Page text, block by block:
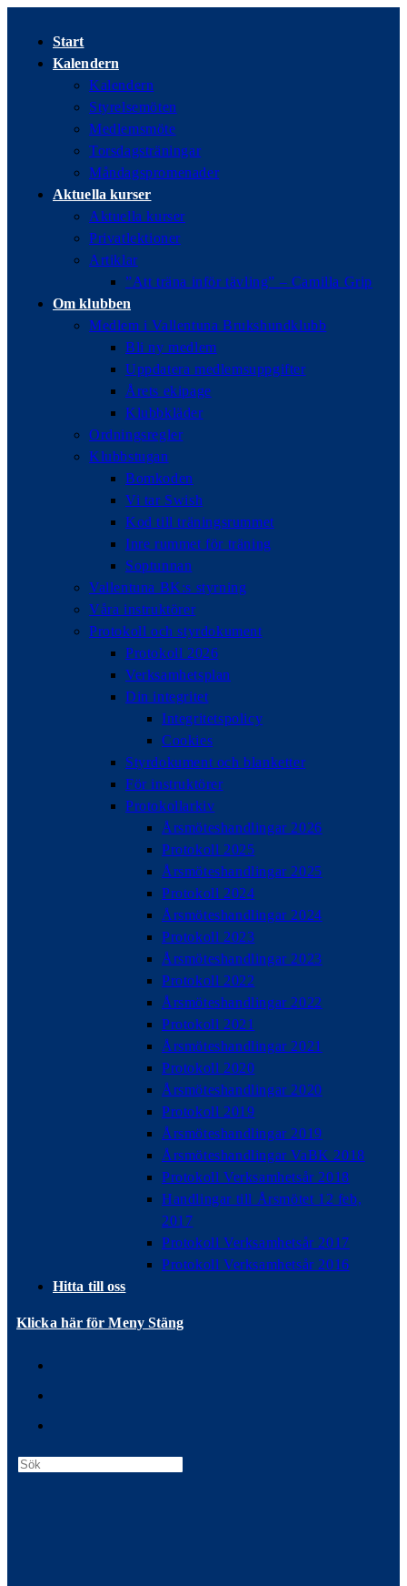
innehållet
Start
Kalendern
Kalendern
Styrelsemöten
Medlemsmöte
Torsdagsträningar
Måndagspromenader
Aktuella kurser
Aktuella kurser
Privatlektioner
Artiklar
”Att träna inför tävling” – Camilla Grip
Om klubben
Medlem i Vallentuna Brukshundklubb
Bli ny medlem
Uppdatera medlemsuppgifter
Årets ekipage
Klubbkläder
Ordningsregler
Klubbstugan
Bomkoden
Vi tar Swish
Kod till träningsrummet
Inre rummet för träning
Soptunnan
Vallentuna BK:s styrning
Våra instruktörer
Protokoll och styrdokument
Protokoll 2026
Verksamhetsplan
Din integritet
Integritetspolicy
Cookies
Styrdokument och blanketter
För instruktörer
Protokollarkiv
Årsmöteshandlingar 2026
Protokoll 2025
Årsmöteshandlingar 2025
Protokoll 2024
Årsmöteshandlingar 2024
Protokoll 2023
Årsmöteshandlingar 2023
Protokoll 2022
Årsmöteshandlingar 2022
Protokoll 2021
Årsmöteshandlingar 2021
Protokoll 2020
Årsmöteshandlingar 2020
Protokoll 2019
Årsmöteshandlingar 2019
Årsmöteshandlingar VaBK 2018
Protokoll Verksamhetsår 2018
Handlingar till Årsmötet 12 feb,
2017
Protokoll Verksamhetsår 2017
Protokoll Verksamhetsår 2016
Hitta till oss
Klicka här för Meny Stäng